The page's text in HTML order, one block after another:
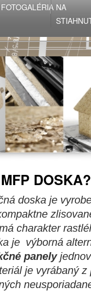
FOTOGALÉRIA NA
DOSKA?
doska je
charakter
je výborná
panely
je vyrábaný